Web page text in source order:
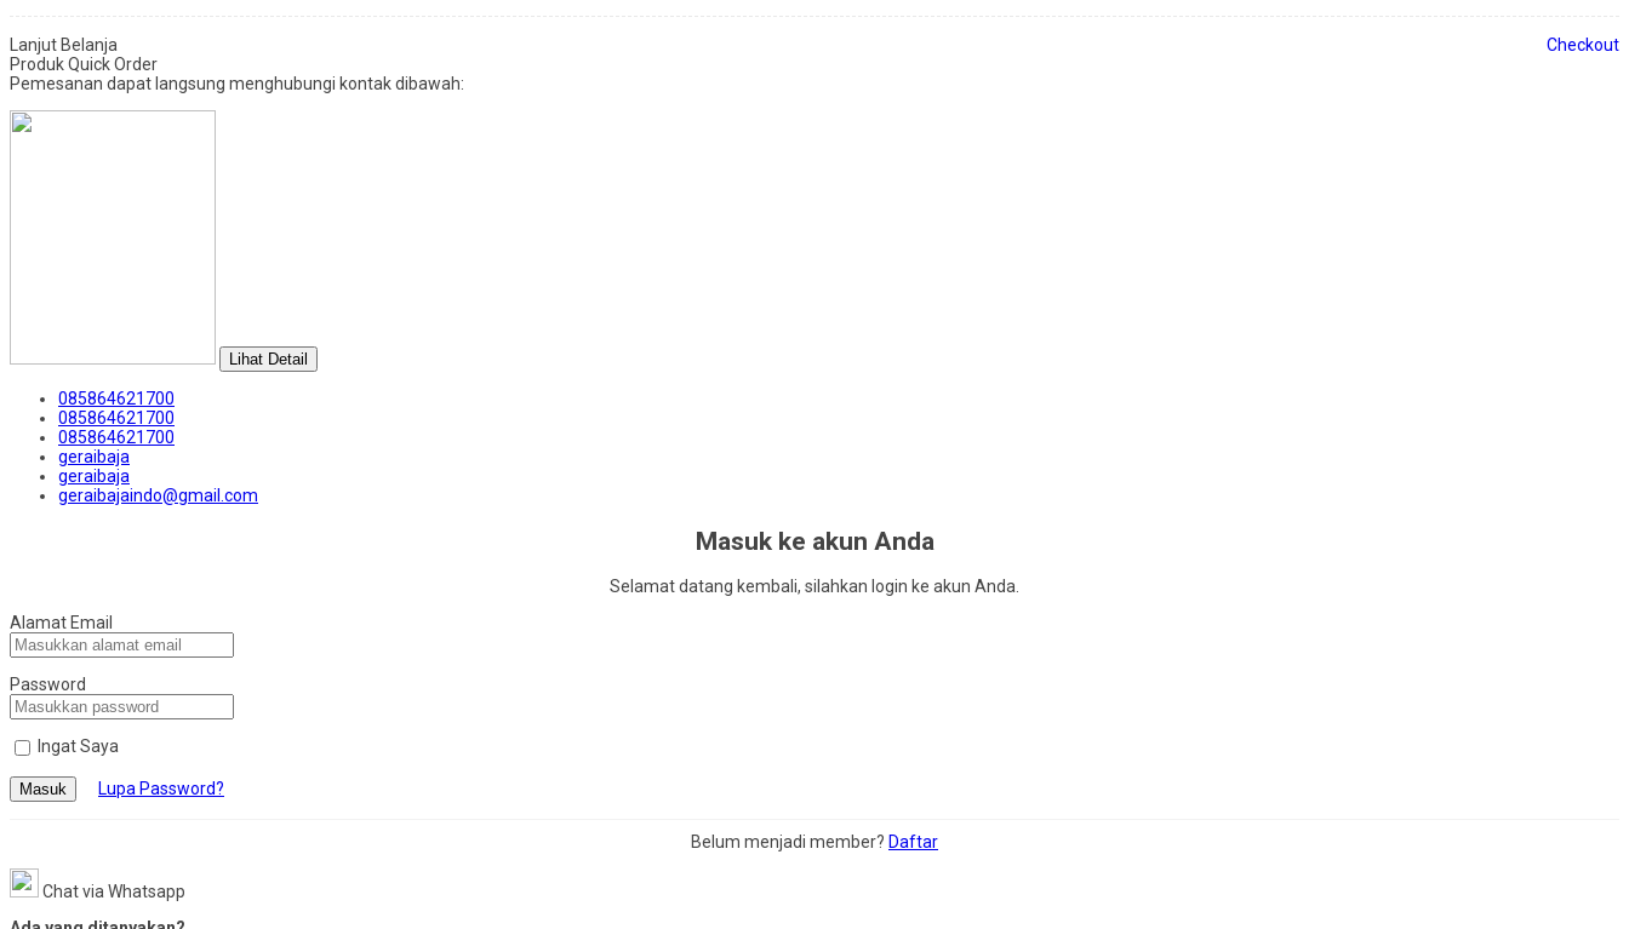
Lanjut Belanja
Checkout
Produk Quick Order
Pemesanan dapat langsung menghubungi kontak dibawah:
Lihat Detail
085864621700
085864621700
085864621700
geraibaja
geraibaja
geraibajaindo@gmail.com
Masuk ke akun Anda
Selamat datang kembali, silahkan login ke akun Anda.
Alamat Email
Password
Ingat Saya
Masuk Lupa Password?
Belum menjadi member? Daftar
Chat via Whatsapp